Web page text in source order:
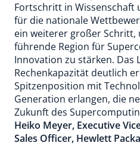
Fortschritt in Wissenschaft
für die nationale
ein weiterer großer Schritt,
führende Region für
Innovation zu stärken. Das
Rechenkapazität deutlich
Spitzenposition mit
Generation erlangen, die
Zukunft des
Heiko Meyer, Executive
Sales Officer, Hewlett